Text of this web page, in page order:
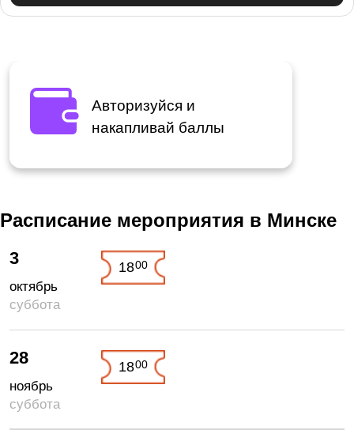
Авторизуйся и
накапливай баллы
Расписание мероприятия в Минске
3
октябрь
суббота
1800
28
ноябрь
суббота
1800